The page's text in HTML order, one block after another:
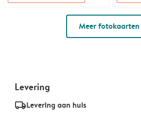
Meer fotokaarten
Levering
delivery_standard_v2Levering aan huis